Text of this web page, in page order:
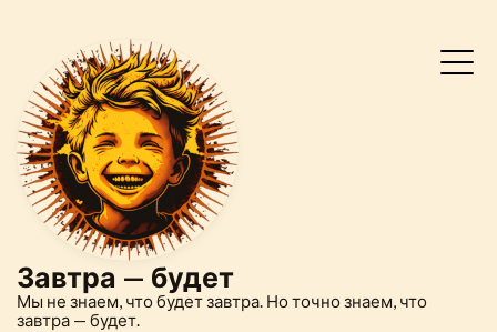
Завтра — будет
Мы не знаем, что будет завтра. Но точно знаем, что
завтра — будет.